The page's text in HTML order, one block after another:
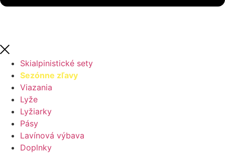
Skialpinistické sety
Sezónne zľavy
Viazania
Lyže
Lyžiarky
Pásy
Lavínová výbava
Doplnky